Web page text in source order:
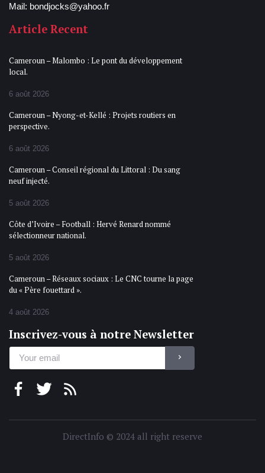
Mail: bondjocks@yahoo.fr
Article Recent
Cameroun – Malombo : Le pont du développement
local.
6 août 2026
Cameroun – Nyong-et-Kellé : Projets routiers en
perspective.
6 août 2026
Cameroun – Conseil régional du Littoral : Du sang
neuf injecté.
5 août 2026
Côte d’Ivoire – Football : Hervé Renard nommé
sélectionneur national.
5 août 2026
Cameroun – Réseaux sociaux : Le CNC tourne la page
du « Père fouettard ».
4 août 2026
Inscrivez-vous à notre Newsletter
DirectInfo © 2024 all right reserve